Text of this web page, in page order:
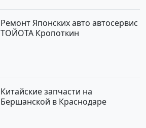
Ремонт Японских авто автосервис
ТОЙОТА Кропоткин
Китайские запчасти на
Бершанской в Краснодаре